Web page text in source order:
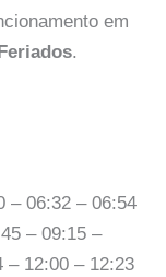
em
.
– 06:32 – 06:54
– 09:15 –
– 12:00 – 12:23